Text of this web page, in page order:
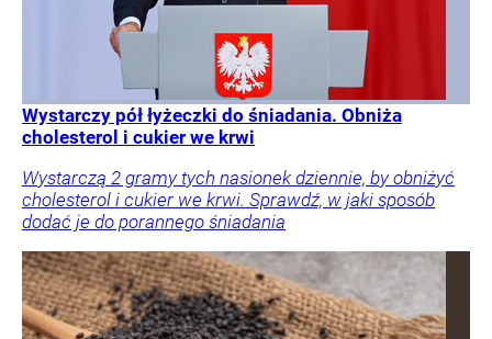
Wystarczy pół łyżeczki do śniadania. Obniża
cholesterol i cukier we krwi
Wystarczą 2 gramy tych nasionek dziennie, by obniżyć
cholesterol i cukier we krwi. Sprawdź, w jaki sposób
dodać je do porannego śniadania